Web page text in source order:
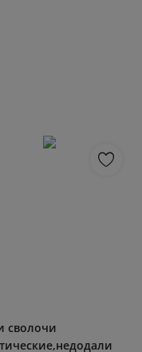
сволочи